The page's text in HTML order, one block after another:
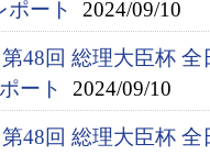
ポート
2024/09/10
第48回 総理大臣杯
ート
2024/09/10
第48回 総理大臣杯